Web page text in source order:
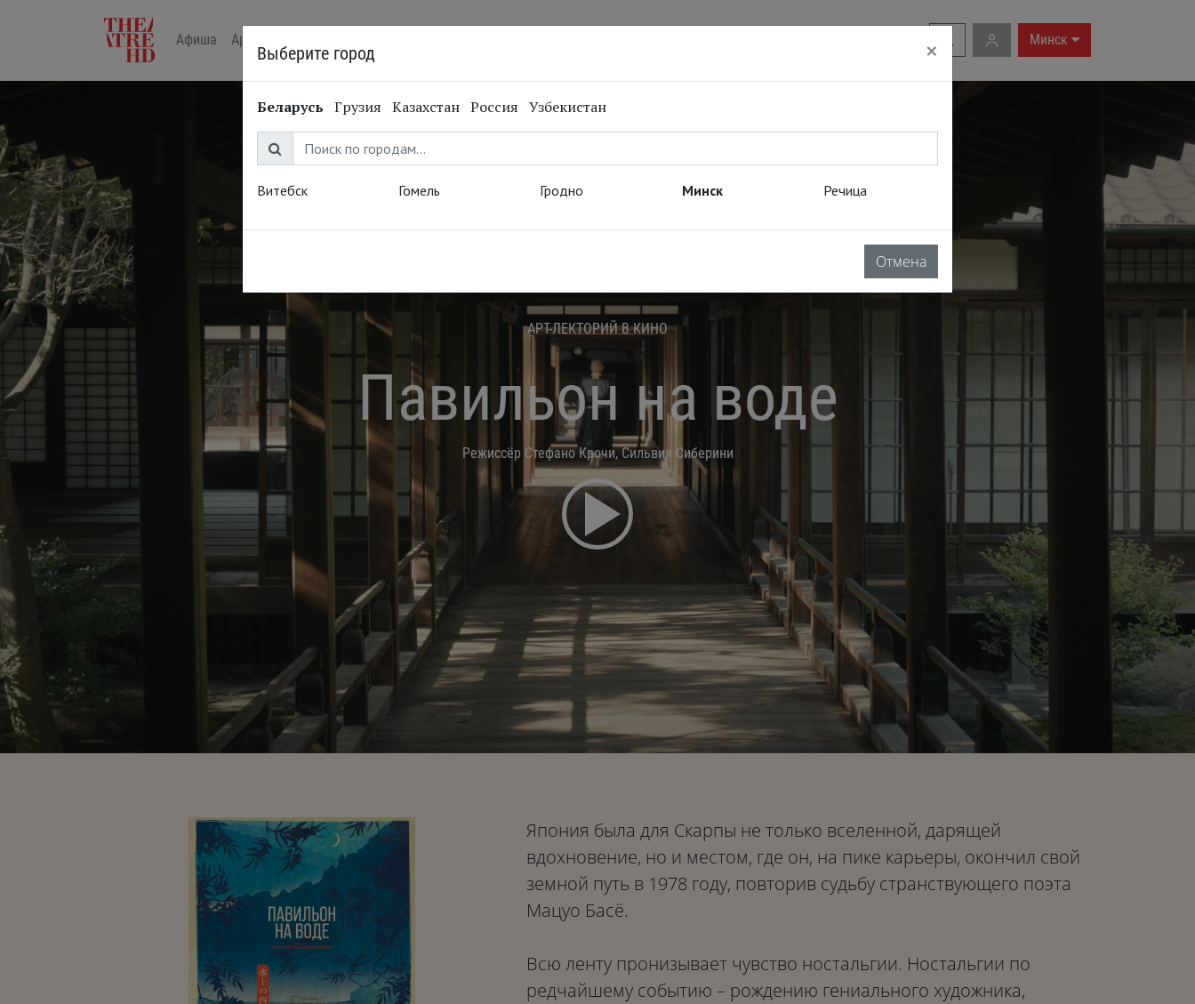
Минск
Афиша Арт-лекторий в кино
АРТ-ЛЕКТОРИЙ В КИНО
Павильон на воде
Режиссёр Стефано Крочи, Сильвия Сиберини
Япония была для Скарпы не только вселенной, дарящей
вдохновение, но и местом, где он, на пике карьеры, окончил свой
земной путь в 1978 году, повторив судьбу странствующего поэта
Мацуо Басё.
Всю ленту пронизывает чувство ностальгии. Ностальгии по
редчайшему событию – рождению гениального художника,
Выберите город ×
Беларусь Грузия Казахстан Россия Узбекистан
Витебск Гомель Гродно Минск Речица
Отмена